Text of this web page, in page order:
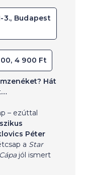
3., Budapest
4 900 Ft
Hát
– ezúttal
Péter
a Star
Cápajól ismert